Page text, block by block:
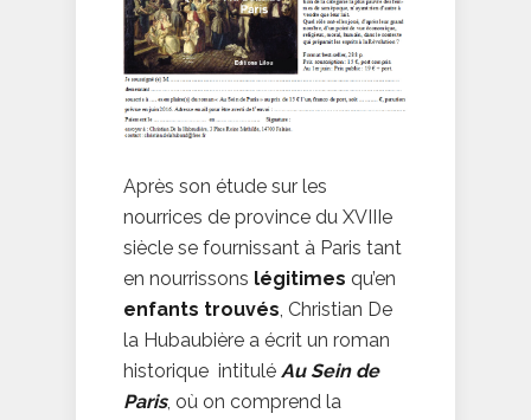
Après son étude sur les
nourrices de province du XVIIIe
siècle se fournissant à Paris tant
en nourrissons légitimes qu’en
enfants trouvés, Christian De
la Hubaubière a écrit un roman
historique intitulé Au Sein de
Paris, où on comprend la